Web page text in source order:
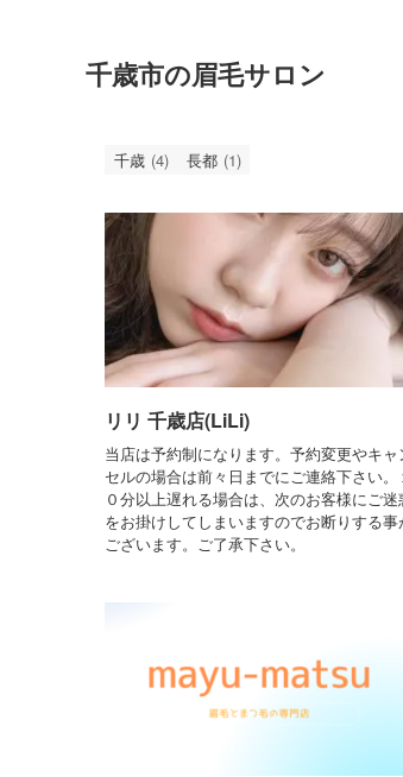
千歳市の眉毛サロン
千歳 (4) 長都 (1)
リリ 千歳店(LiLi)
当店は予約制になります。予約変更やキャ
セルの場合は前々日までにご連絡下さい。
０分以上遅れる場合は、次のお客様にご迷
をお掛けしてしまいますのでお断りする事
ございます。ご了承下さい。